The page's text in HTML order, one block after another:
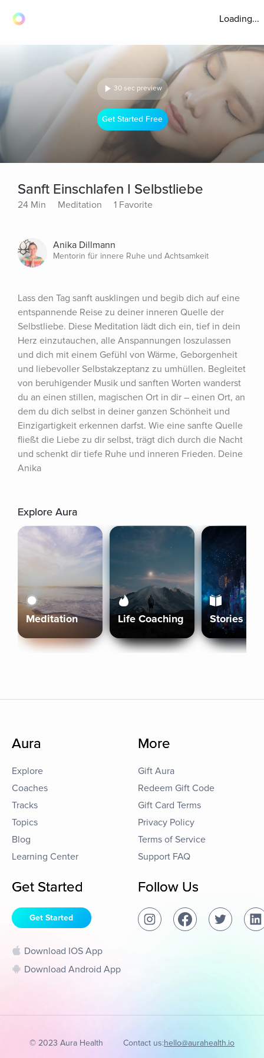
Loading...
30 sec preview
Get Started Free
Sanft Einschlafen I Selbstliebe
24 Min Meditation 1 Favorite
Anika Dillmann
Mentorin für innere Ruhe und Achtsamkeit
Lass den Tag sanft ausklingen und begib dich auf eine
entspannende Reise zu deiner inneren Quelle der
Selbstliebe. Diese Meditation lädt dich ein, tief in dein
Herz einzutauchen, alle Anspannungen loszulassen
und dich mit einem Gefühl von Wärme, Geborgenheit
und liebevoller Selbstakzeptanz zu umhüllen. Begleitet
von beruhigender Musik und sanften Worten wanderst
du an einen stillen, magischen Ort in dir – einen Ort, an
dem du dich selbst in deiner ganzen Schönheit und
Einzigartigkeit erkennen darfst. Wie eine sanfte Quelle
fließt die Liebe zu dir selbst, trägt dich durch die Nacht
und schenkt dir tiefe Ruhe und inneren Frieden. Deine
Anika
Explore Aura
Meditation Life Coaching Stories
Aura
Explore
Coaches
Tracks
Topics
Blog
Learning Center
More
Gift Aura
Redeem Gift Code
Gift Card Terms
Privacy Policy
Terms of Service
Support FAQ
Get Started
Get Started
Download IOS App
Download Android App
Follow Us
© 2023 Aura Health Contact us:hello@aurahealth.io